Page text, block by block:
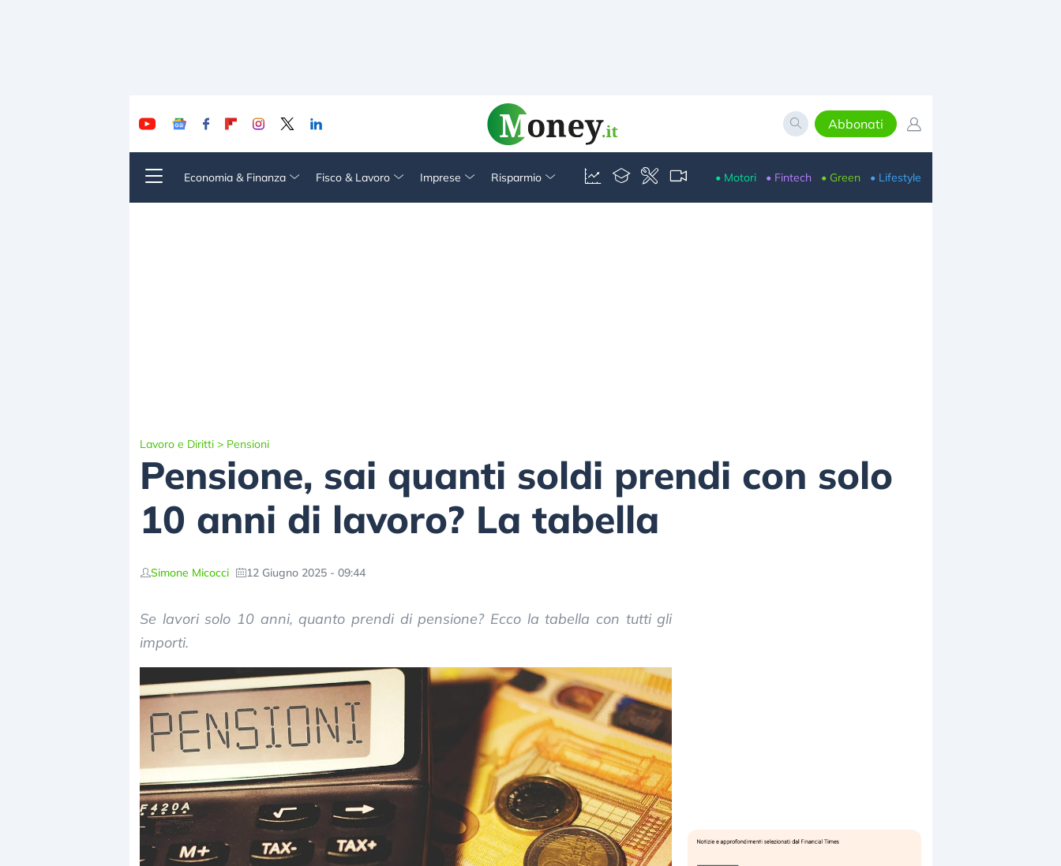
Abbonati
Economia & Finanza Fisco & Lavoro Imprese Risparmio • Motori • Fintech • Green • Lifestyle
Lavoro e Diritti > Pensioni
Pensione, sai quanti soldi prendi con solo
10 anni di lavoro? La tabella
Simone Micocci 12 Giugno 2025 - 09:44
Se lavori solo 10 anni, quanto prendi di pensione? Ecco la tabella con tutti gli
importi.